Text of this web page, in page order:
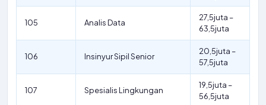
105 Analis Data
27,5juta –
63,5juta
106 Insinyur Sipil Senior
20,5juta –
57,5juta
107 Spesialis Lingkungan
19,5juta –
56,5juta